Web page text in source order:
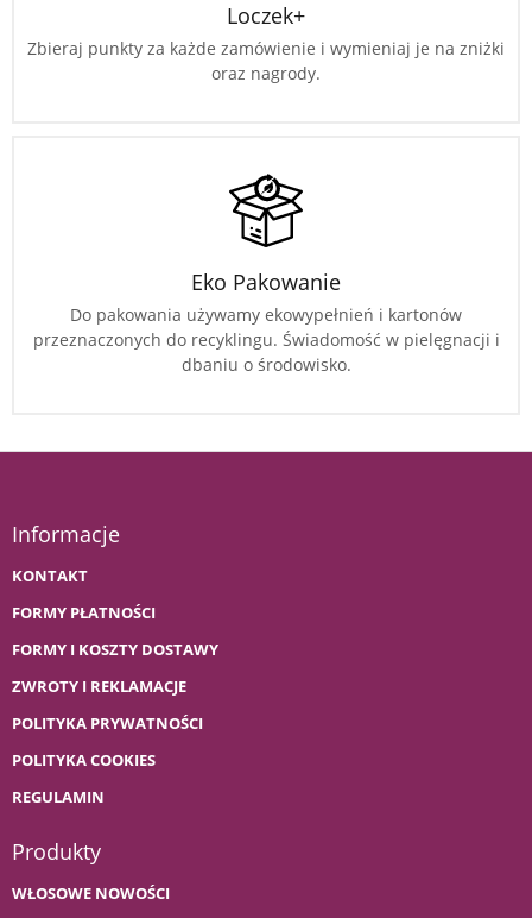
Loczek+
Zbieraj punkty za każde zamówienie i wymieniaj je na zniżki
oraz nagrody.
Eko Pakowanie
Do pakowania używamy ekowypełnień i kartonów
przeznaczonych do recyklingu. Świadomość w pielęgnacji i
dbaniu o środowisko.
Informacje
KONTAKT
FORMY PŁATNOŚCI
FORMY I KOSZTY DOSTAWY
ZWROTY I REKLAMACJE
POLITYKA PRYWATNOŚCI
POLITYKA COOKIES
REGULAMIN
Produkty
WŁOSOWE NOWOŚCI